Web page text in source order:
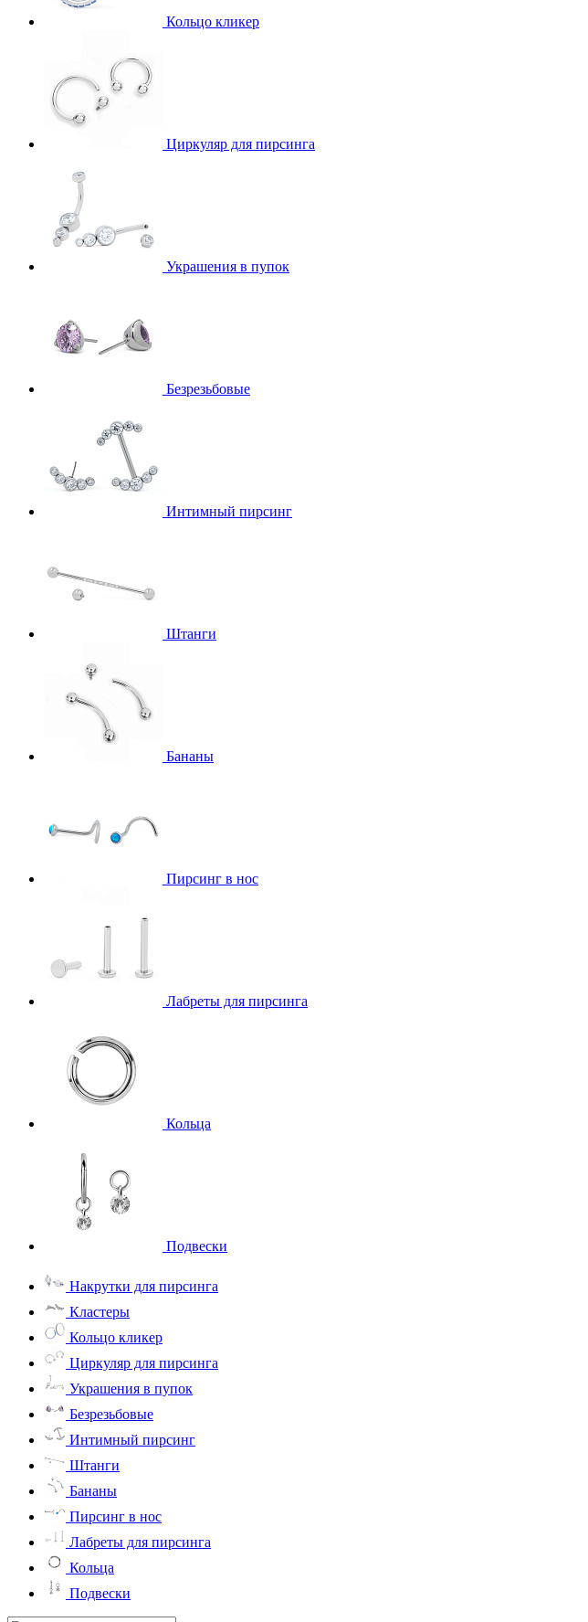
Кольцо кликер
Циркуляр для пирсинга
Украшения в пупок
Безрезьбовые
Интимный пирсинг
Штанги
Бананы
Пирсинг в нос
Лабреты для пирсинга
Кольца
Подвески
Накрутки для пирсинга
Кластеры
Кольцо кликер
Циркуляр для пирсинга
Украшения в пупок
Безрезьбовые
Интимный пирсинг
Штанги
Бананы
Пирсинг в нос
Лабреты для пирсинга
Кольца
Подвески